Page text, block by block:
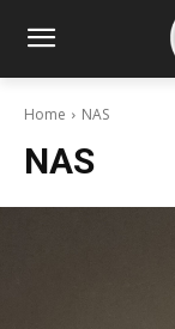
Home NAS
NAS